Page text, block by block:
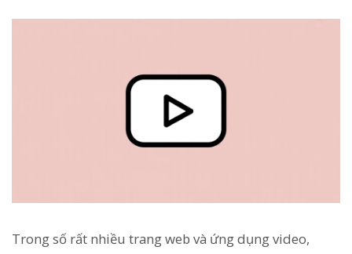
Trong số rất nhiều trang web và ứng dụng video,